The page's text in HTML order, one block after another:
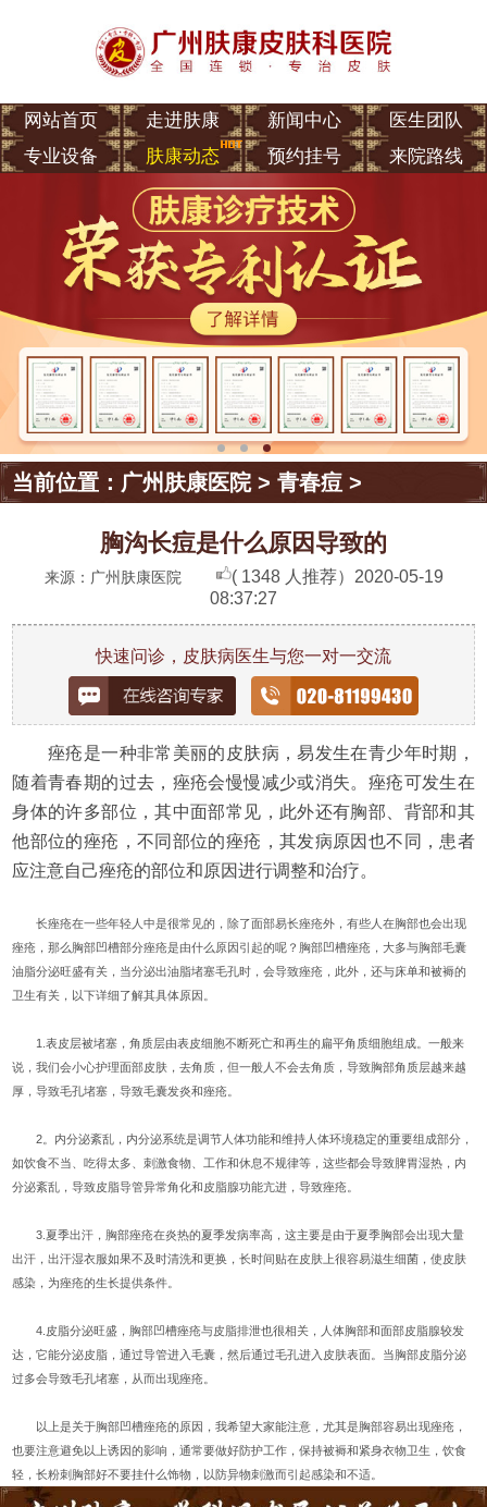
网站首页 走进肤康 新闻中心
医生团队
专业设备
肤康动态 预约挂号 来院路线
当前位置： 广州肤康医院>青春痘 >
胸沟长痘是什么原因导致的
来源：广州肤康医院 ( 1348 人推荐） 2020-05-19
08:37:27
快速问诊，皮肤病医生与您一对一交流
痤疮是一种非常美丽的皮肤病，易发生在青少年时期，
随着青春期的过去，痤疮会慢慢减少或消失。痤疮可发生在
身体的许多部位，其中面部常见，此外还有胸部、背部和其
他部位的痤疮，不同部位的痤疮，其发病原因也不同，患者
应注意自己痤疮的部位和原因进行调整和治疗。
长痤疮在一些年轻人中是很常见的，除了面部易长痤疮外，有些人在胸部也会出现
痤疮，那么胸部凹槽部分痤疮是由什么原因引起的呢？胸部凹槽痤疮，大多与胸部毛囊
油脂分泌旺盛有关，当分泌出油脂堵塞毛孔时，会导致痤疮，此外，还与床单和被褥的
卫生有关，以下详细了解其具体原因。
1.表皮层被堵塞，角质层由表皮细胞不断死亡和再生的扁平角质细胞组成。一般来
说，我们会小心护理面部皮肤，去角质，但一般人不会去角质，导致胸部角质层越来越
厚，导致毛孔堵塞，导致毛囊发炎和痤疮。
2。内分泌紊乱，内分泌系统是调节人体功能和维持人体环境稳定的重要组成部分，
如饮食不当、吃得太多、刺激食物、工作和休息不规律等，这些都会导致脾胃湿热，内
分泌紊乱，导致皮脂导管异常角化和皮脂腺功能亢进，导致痤疮。
3.夏季出汗，胸部痤疮在炎热的夏季发病率高，这主要是由于夏季胸部会出现大量
出汗，出汗湿衣服如果不及时清洗和更换，长时间贴在皮肤上很容易滋生细菌，使皮肤
感染，为痤疮的生长提供条件。
4.皮脂分泌旺盛，胸部凹槽痤疮与皮脂排泄也很相关，人体胸部和面部皮脂腺较发
达，它能分泌皮脂，通过导管进入毛囊，然后通过毛孔进入皮肤表面。当胸部皮脂分泌
过多会导致毛孔堵塞，从而出现痤疮。
以上是关于胸部凹槽痤疮的原因，我希望大家能注意，尤其是胸部容易出现痤疮，
也要注意避免以上诱因的影响，通常要做好防护工作，保持被褥和紧身衣物卫生，饮食
轻，长粉刺胸部好不要挂什么饰物，以防异物刺激而引起感染和不适。